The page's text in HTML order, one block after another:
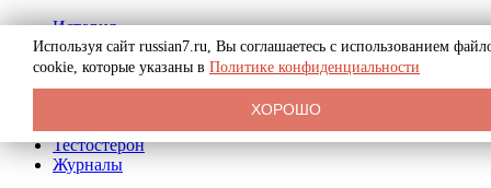
История
Биография
Криминал
Реклама на сайте
Тестостерон
Журналы
Используя сайт russian7.ru, Вы соглашаетесь с использованием
cookie, которые указаны в Политике конфиденциальности
ХОРОШО